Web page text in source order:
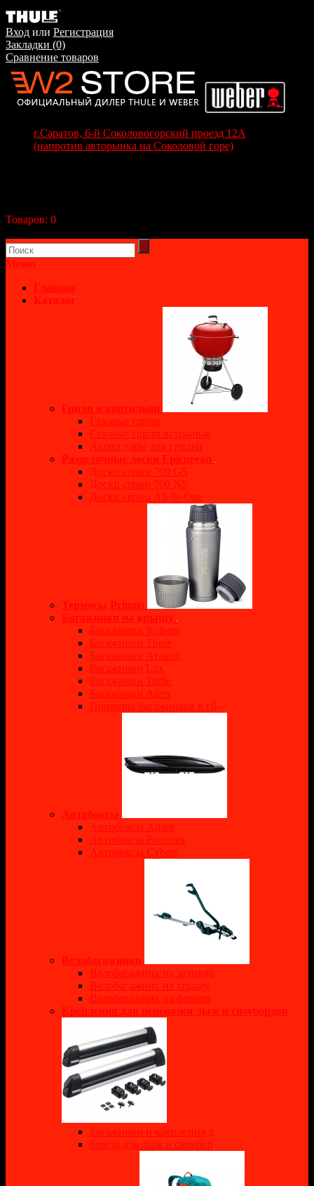
Вход или Регистрация
Закладки (0)
Сравнение товаров
г.Саратов, 6-й Соколовогорский проезд 12А
(напротив авторынка на Соколовой горе)
Товаров: 0
Меню
Главная
Каталог
Грили и коптильни
Газовые грили
Газовые грили встраивае
Аксессуары для грилей
Разделочные доски Epicurean
Доски серии 700 GS
Доски серии 700 NS
Доски серии All-In-One
Термосы Primus
Багажники на крышу
Багажники Rollster
Багажники Thule
Багажники Атлант
Багажники Lux
Багажники Turtle
Багажники Atera
Примеры багажников в сб
Автобоксы
Автобоксы Atlant
Автобоксы Broomer
Автобоксы Cybort
Велобагажники
Велобагажник на заднюю
Велобагажник на крышу
Велобагажник на фаркоп
Крепления для перевозки лыж и сноубордов
Багажники и крепления д
Боксы для лыж и сноубор